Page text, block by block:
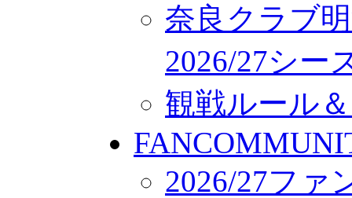
奈良クラブ
2026/27シー
観戦ルール
2026/27ファ